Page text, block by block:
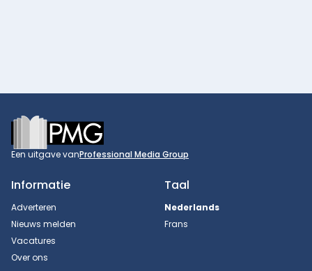
Footer
Een uitgave vanProfessional Media Group
Informatie
Adverteren
Nieuws melden
Vacatures
Over ons
Taal
Nederlands
Frans